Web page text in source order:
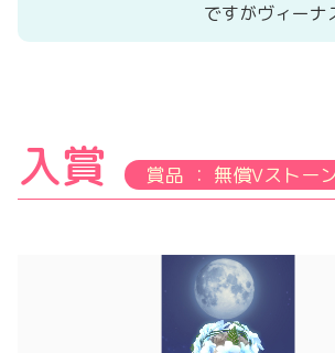
ですがヴィーナ
入賞 賞品 ： 無償Vストー